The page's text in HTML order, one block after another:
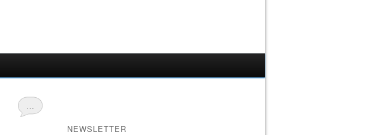
…
NEWSLETTER